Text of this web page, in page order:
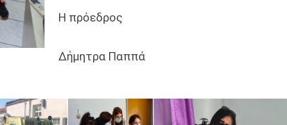
Η πρόεδρος
Δήμητρα Παππά